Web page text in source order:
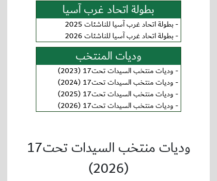
بطولة اتحاد غرب آسيا
-بطولة اتحاد غرب آسيا للناشئات 2025
-بطولة اتحاد غرب آسيا للناشئات 2026
وديات المنتخب
-وديات منتخب السيدات تحت17 (2023)
-وديات منتخب السيدات تحت17 (2024)
-وديات منتخب السيدات تحت17 (2025)
-وديات منتخب السيدات تحت17 (2026)
وديات منتخب السيدات تحت17
(2026)